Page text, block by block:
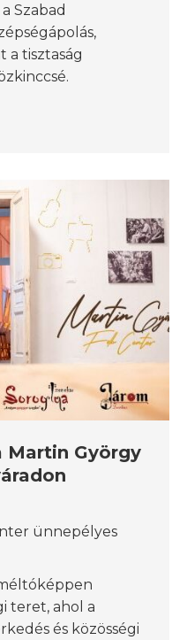
Szabad
a tisztaság
Martin György
ünnepélyes
teret, ahol a
és közösségi